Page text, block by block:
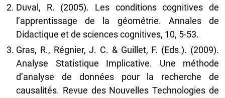
Duval, R. (2005). Les conditions cognitives de
l’apprentissage de la géométrie. Annales de
Didactique et de sciences cognitives, 10, 5-53.
Gras, R., Régnier, J. C. & Guillet, F. (Eds.). (2009).
Analyse Statistique Implicative. Une méthode
d’analyse de données pour la recherche de
causalités. Revue des Nouvelles Technologies de